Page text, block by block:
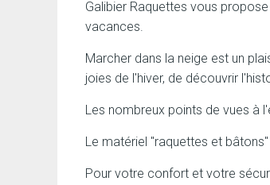
Galibier Raquettes vous
vacances.
Marcher dans la neige est un
joies de l'hiver, de découvrir
Les nombreux points de vues à
Le matériel "raquettes et
Pour votre confort et votre